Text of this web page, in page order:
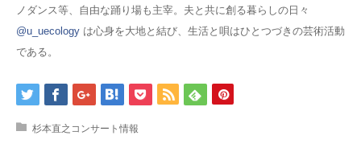
ノダンス等、自由な踊り場も主宰。夫と共に創る暮らしの日々
@u_uecology は心身を大地と結び、生活と唄はひとつづきの芸術活動
である。
杉本直之コンサート情報